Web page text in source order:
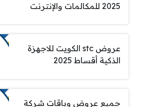
2025 للمكالمات والإنترنت
عروض stc الكويت للاجهزة
الذكية أقساط 2025
جميع عروض وباقات شركة